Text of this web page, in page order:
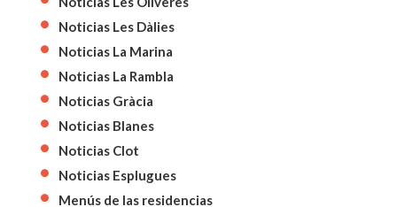
Noticias Les Dàlies
Noticias La Marina
Noticias La Rambla
Noticias Gràcia
Noticias Blanes
Noticias Clot
Noticias Esplugues
Menús de las residencias